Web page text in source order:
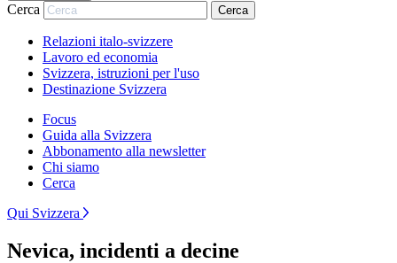
Cerca Cerca
Relazioni italo-svizzere
Lavoro ed economia
Svizzera, istruzioni per l'uso
Destinazione Svizzera
Focus
Guida alla Svizzera
Abbonamento alla newsletter
Chi siamo
Cerca
Qui Svizzera
Nevica, incidenti a decine